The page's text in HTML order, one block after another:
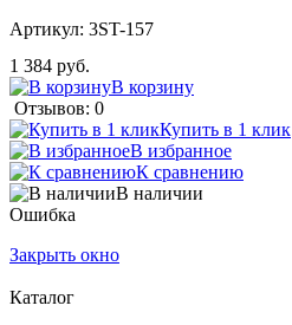
Артикул: 3ST-157
1 384 руб.
В корзину
Отзывов: 0
Купить в 1 клик
В избранное
К сравнению
В наличии
Ошибка
Закрыть окно
Каталог